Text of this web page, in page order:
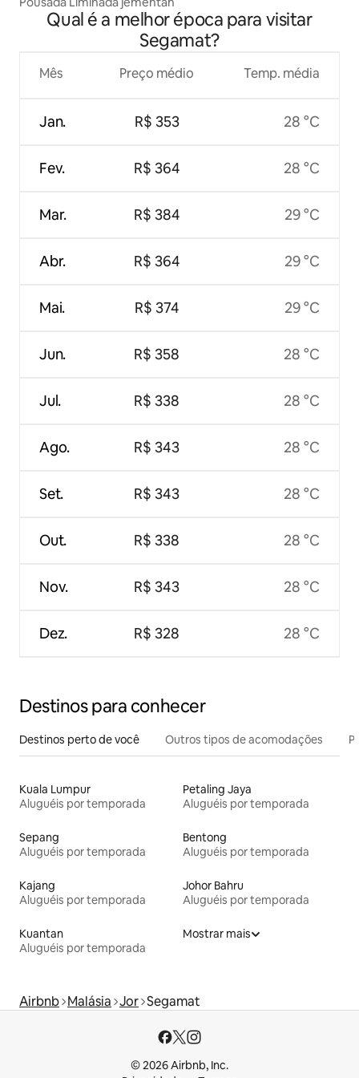
Qual é a melhor época para visitar
Segamat?
Mês
Jan.
Fev.
Mar.
Abr.
Mai.
Jun.
Jul.
Ago.
Set.
Out.
Nov.
Dez.
Preço médio
R$ 353
R$ 364
R$ 384
R$ 364
R$ 374
R$ 358
R$ 338
R$ 343
R$ 343
R$ 338
R$ 343
R$ 328
Temp. média
28 °C
28 °C
29 °C
29 °C
29 °C
28 °C
28 °C
28 °C
28 °C
28 °C
28 °C
28 °C
Destinos para conhecer
Destinos perto de você Outros tipos de acomodações
Kuala Lumpur
Aluguéis por temporada
Petaling Jaya
Aluguéis por temporada
Sepang
Aluguéis por temporada
Bentong
Aluguéis por temporada
Kajang
Aluguéis por temporada
Johor Bahru
Aluguéis por temporada
Kuantan
Aluguéis por temporada
Mostrar mais
Airbnb Malásia Jor Segamat
© 2026 Airbnb, Inc.